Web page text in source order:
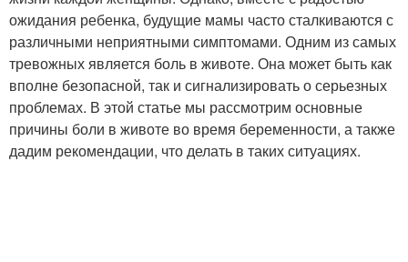
ожидания ребенка, будущие мамы часто сталкиваются с
различными неприятными симптомами. Одним из самых
тревожных является боль в животе. Она может быть как
вполне безопасной, так и сигнализировать о серьезных
проблемах. В этой статье мы рассмотрим основные
причины боли в животе во время беременности, а также
дадим рекомендации, что делать в таких ситуациях.